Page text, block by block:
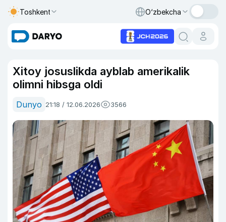
Toshkent O‘zbekcha
Xitoy josuslikda ayblab amerikalik
olimni hibsga oldi
Dunyo 21:18 / 12.06.2026 3566